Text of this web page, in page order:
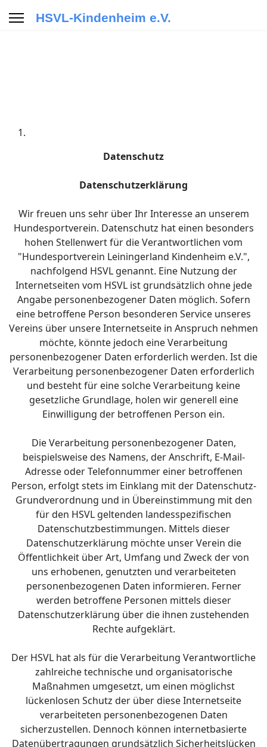
HSVL-Kindenheim e.V.
Datenschutz
Datenschutzerklärung
Wir freuen uns sehr über Ihr Interesse an unserem
Hundesportverein. Datenschutz hat einen besonders
hohen Stellenwert für die Verantwortlichen vom
"Hundesportverein Leiningerland Kindenheim e.V.",
nachfolgend HSVL genannt. Eine Nutzung der
Internetseiten vom HSVL ist grundsätzlich ohne jede
Angabe personenbezogener Daten möglich. Sofern
eine betroffene Person besonderen Service unseres
Vereins über unsere Internetseite in Anspruch nehmen
möchte, könnte jedoch eine Verarbeitung
personenbezogener Daten erforderlich werden. Ist die
Verarbeitung personenbezogener Daten erforderlich
und besteht für eine solche Verarbeitung keine
gesetzliche Grundlage, holen wir generell eine
Einwilligung der betroffenen Person ein.
Die Verarbeitung personenbezogener Daten,
beispielsweise des Namens, der Anschrift, E-Mail-
Adresse oder Telefonnummer einer betroffenen
Person, erfolgt stets im Einklang mit der Datenschutz-
Grundverordnung und in Übereinstimmung mit den
für den HSVL geltenden landesspezifischen
Datenschutzbestimmungen. Mittels dieser
Datenschutzerklärung möchte unser Verein die
Öffentlichkeit über Art, Umfang und Zweck der von
uns erhobenen, genutzten und verarbeiteten
personenbezogenen Daten informieren. Ferner
werden betroffene Personen mittels dieser
Datenschutzerklärung über die ihnen zustehenden
Rechte aufgeklärt.
Der HSVL hat als für die Verarbeitung Verantwortliche
zahlreiche technische und organisatorische
Maßnahmen umgesetzt, um einen möglichst
lückenlosen Schutz der über diese Internetseite
verarbeiteten personenbezogenen Daten
sicherzustellen. Dennoch können internetbasierte
Datenübertragungen grundsätzlich Sicherheitslücken